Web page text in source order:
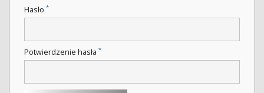
Hasło *
Potwierdzenie hasła *